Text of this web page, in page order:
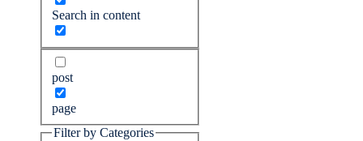
Search in content
post
page
Filter by Categories